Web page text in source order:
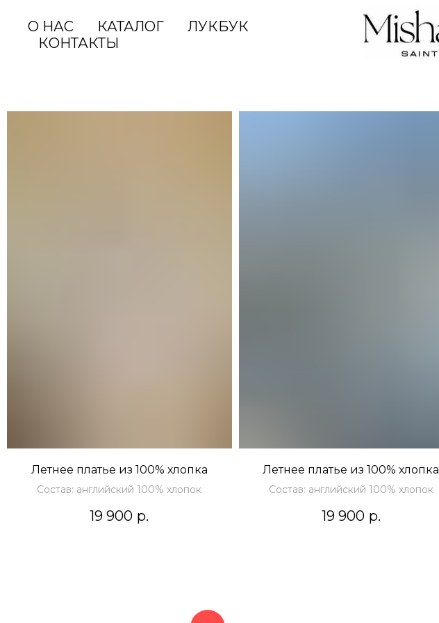
О НАС КАТАЛОГ
ЛУКБУК
КОНТАКТЫ
Летнее платье из 100% хлопка
Состав: английский 100% хлопок
19 900 р.
Летнее платье из 100% хлопка
Состав: английский 100% хлопок
19 900 р.